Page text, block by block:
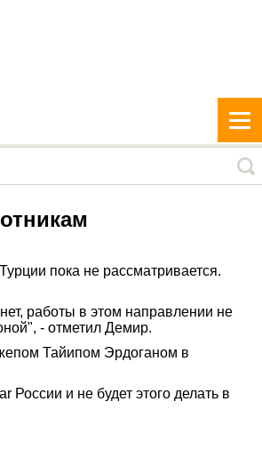
пока не рассматривается.
работы в этом направлении не
- отметил Демир.
Тайипом Эрдоганом в
и не будет этого делать в